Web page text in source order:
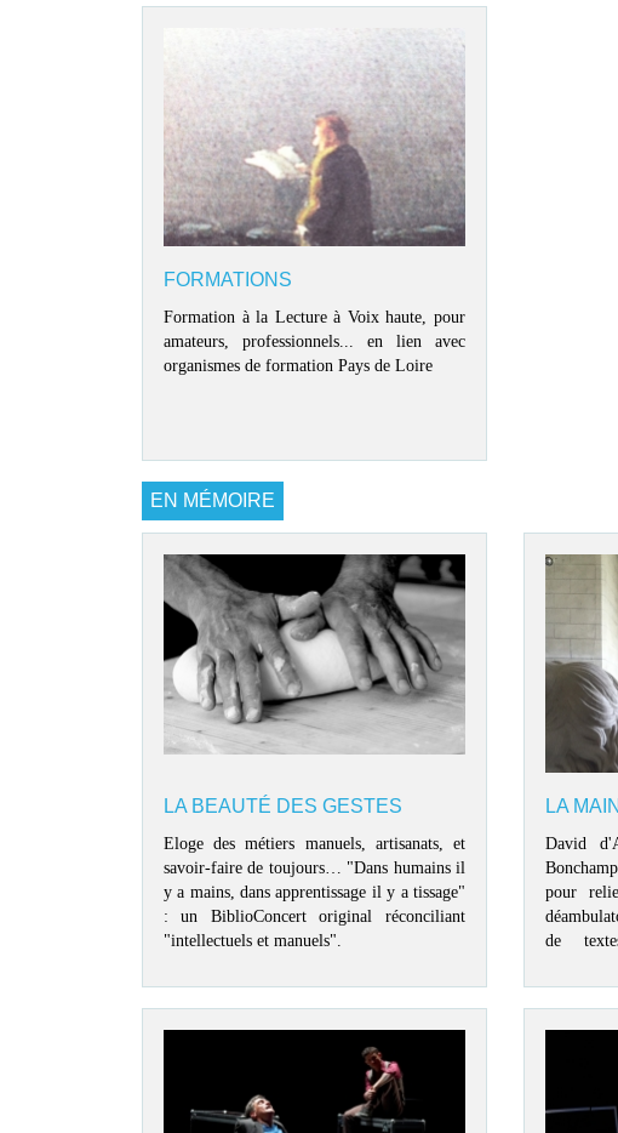
FORMATIONS
Formation à la Lecture à Voix haute, pour
amateurs, professionnels... en lien avec
organismes de formation Pays de Loire
EN MÉMOIRE
LA BEAUTÉ DES GESTES
Eloge des métiers manuels, artisanats, et
savoir-faire de toujours… "Dans humains il
y a mains, dans apprentissage il y a tissage"
: un BiblioConcert original réconciliant
"intellectuels et manuels".
LA
David
pour
de
vibrants